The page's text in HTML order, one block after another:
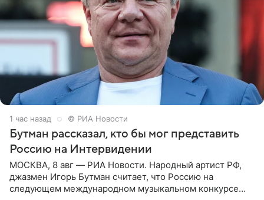
1 час назад © РИА Новости
Бутман рассказал, кто бы мог представить
Россию на Интервидении
МОСКВА, 8 авг — РИА Новости. Народный артист РФ,
джазмен Игорь Бутман считает, что Россию на
следующем международном музыкальном конкурсе